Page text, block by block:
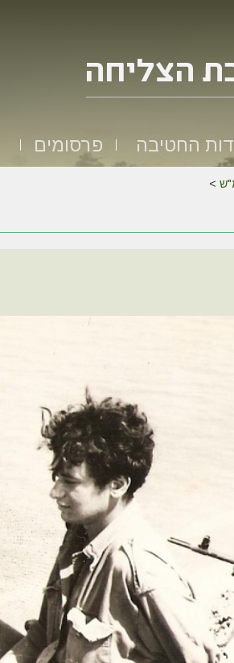
החטיבה פרסומים
>